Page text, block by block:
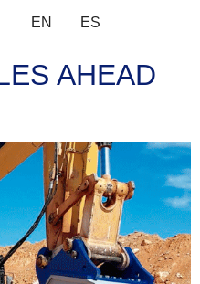
EN ES
AHEAD